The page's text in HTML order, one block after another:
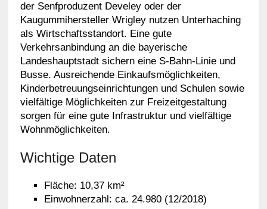
der Senfproduzent Develey oder der
Kaugummihersteller Wrigley nutzen Unterhaching
als Wirtschaftsstandort. Eine gute
Verkehrsanbindung an die bayerische
Landeshauptstadt sichern eine S-Bahn-Linie und
Busse. Ausreichende Einkaufsmöglichkeiten,
Kinderbetreuungseinrichtungen und Schulen sowie
vielfältige Möglichkeiten zur Freizeitgestaltung
sorgen für eine gute Infrastruktur und vielfältige
Wohnmöglichkeiten.
Wichtige Daten
Fläche: 10,37 km²
Einwohnerzahl: ca. 24.980 (12/2018)